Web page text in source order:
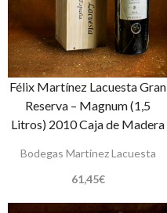
Félix Martínez Lacuesta Gran
Reserva – Magnum (1,5
Litros) 2010 Caja de Madera
Bodegas Martinez Lacuesta
61,45€